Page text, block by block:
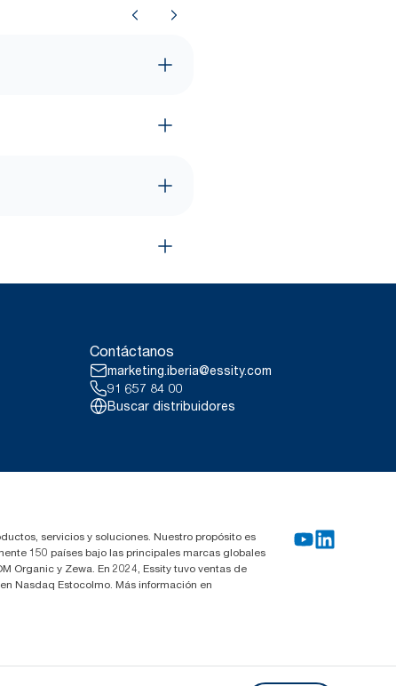
Contáctanos
marketing.iberia@essity.com
91 657 84 00
Buscar distribuidores
servicios y soluciones. Nuestro propósito es
150 países bajo las principales marcas globales
Organic y Zewa. En 2024, Essity tuvo ventas de
Nasdaq Estocolmo. Más información en